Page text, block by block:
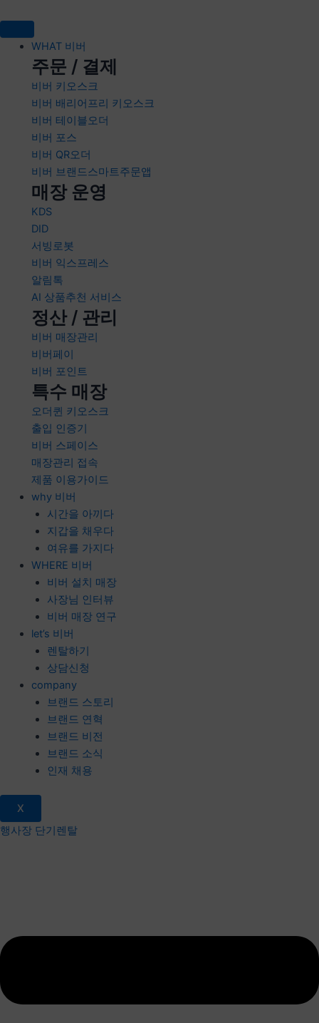
건너뛰기
WHAT 비버
주문 / 결제
비버 키오스크
비버 배리어프리 키오스크
비버 테이블오더
비버 포스
비버 QR오더
비버 브랜드스마트주문앱
매장 운영
KDS
DID
서빙로봇
비버 익스프레스
알림톡
AI 상품추천 서비스
정산 / 관리
비버 매장관리
비버페이
비버 포인트
특수 매장
오더퀸 키오스크
출입 인증기
비버 스페이스
매장관리 접속
제품 이용가이드
why 비버
시간을 아끼다
지갑을 채우다
여유를 가지다
WHERE 비버
비버 설치 매장
사장님 인터뷰
비버 매장 연구
let’s 비버
렌탈하기
상담신청
company
브랜드 스토리
브랜드 연혁
브랜드 비전
브랜드 소식
인재 채용
X
행사장 단기렌탈